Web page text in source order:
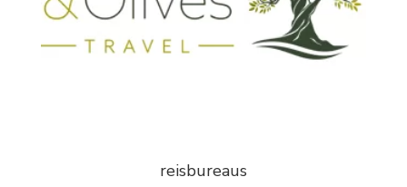
reisbureaus